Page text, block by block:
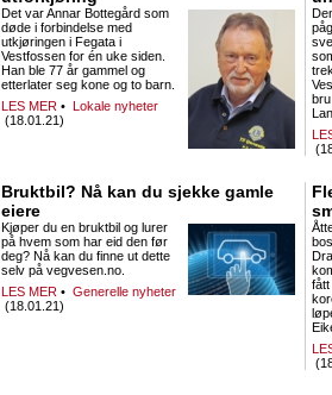
Det var Annar Bottegård som
døde i forbindelse med
utkjøringen i Fegata i
Vestfossen for én uke siden.
Han ble 77 år gammel og
etterlater seg kone og to barn.
LES MER • Lokale nyheter
(18.01.21)
Bruktbil? Nå kan du sjekke gamle
eiere
Kjøper du en bruktbil og lurer
på hvem som har eid den før
deg? Nå kan du finne ut dette
selv på vegvesen.no.
LES MER • Generelle nyheter
(18.01.21)